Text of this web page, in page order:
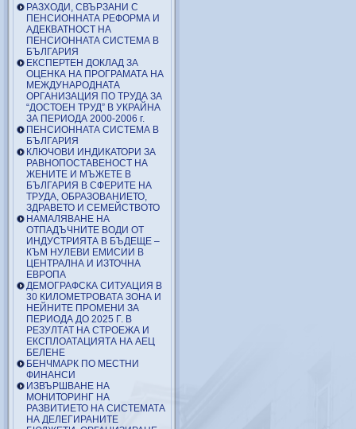
РАЗХОДИ, СВЪРЗАНИ С
ПЕНСИОННАТА РЕФОРМА И
АДЕКВАТНОСТ НА
ПЕНСИОННАТА СИСТЕМА В
БЪЛГАРИЯ
ЕКСПЕРТЕН ДОКЛАД ЗА
ОЦЕНКА НА ПРОГРАМАТА НА
МЕЖДУНАРОДНАТА
ОРГАНИЗАЦИЯ ПО ТРУДА ЗА
“ДОСТОЕН ТРУД” В УКРАЙНА
ЗА ПЕРИОДА 2000-2006 г.
ПЕНСИОННАТА СИСТЕМА В
БЪЛГАРИЯ
КЛЮЧОВИ ИНДИКАТОРИ ЗА
РАВНОПОСТАВЕНОСТ НА
ЖЕНИТЕ И МЪЖЕТЕ В
БЪЛГАРИЯ В СФЕРИТЕ НА
ТРУДА, ОБРАЗОВАНИЕТО,
ЗДРАВЕТО И СЕМЕЙСТВОТО
НАМАЛЯВАНЕ НА
ОТПАДЪЧНИТЕ ВОДИ ОТ
ИНДУСТРИЯТА В БЪДЕЩЕ –
КЪМ НУЛЕВИ ЕМИСИИ В
ЦЕНТРАЛНА И ИЗТОЧНА
ЕВРОПА
ДЕМОГРАФСКА СИТУАЦИЯ В
30 КИЛОМЕТРОВАТА ЗОНА И
НЕЙНИТЕ ПРОМЕНИ ЗА
ПЕРИОДА ДО 2025 Г. В
РЕЗУЛТАТ НА СТРОЕЖА И
ЕКСПЛОАТАЦИЯТА НА АЕЦ
БЕЛЕНЕ
БЕНЧМАРК ПО МЕСТНИ
ФИНАНСИ
ИЗВЪРШВАНЕ НА
МОНИТОРИНГ НА
РАЗВИТИЕТО НА СИСТЕМАТА
НА ДЕЛЕГИРАНИТЕ